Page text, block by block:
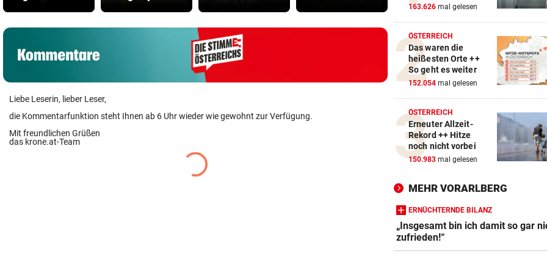
Liebe Leserin, lieber Leser,
die Kommentarfunktion steht Ihnen ab 6 Uhr wieder wie gewohnt zur Verfügung.
Mit freundlichen Grüßen
das krone.at-Team
163.626 mal gelesen
ÖSTERREICH
Das waren die
heißesten Orte ++
So geht es weiter
152.054 mal gelesen
ÖSTERREICH
Erneuter Allzeit-
Rekord ++ Hitze
noch nicht vorbei
150.983 mal gelesen
MEHR VORARLBERG
ERNÜCHTERNDE BILANZ
„Insgesamt bin ich damit so gar
zufrieden!“